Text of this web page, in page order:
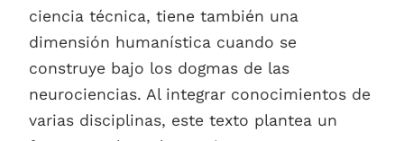
ciencia técnica, tiene también una
dimensión humanística cuando se
construye bajo los dogmas de las
neurociencias. Al integrar conocimientos de
varias disciplinas, este texto plantea un